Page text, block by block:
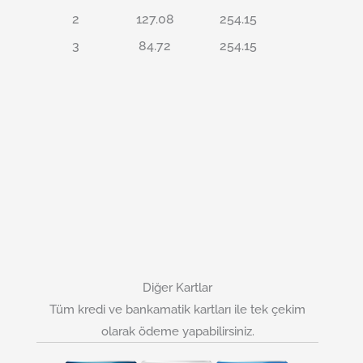
2
127.08
254.15
3
84.72 254.15
Diğer Kartlar
Tüm kredi ve bankamatik kartları ile tek çekim
olarak ödeme yapabilirsiniz.